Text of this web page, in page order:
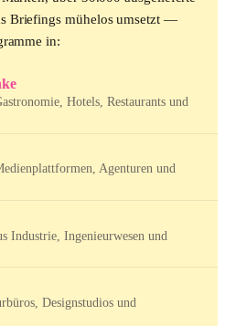
Briefings mühelos umsetzt —
in:
Hotels, Restaurants und
Agenturen und
Industrie, Ingenieurwesen und
Designstudios und